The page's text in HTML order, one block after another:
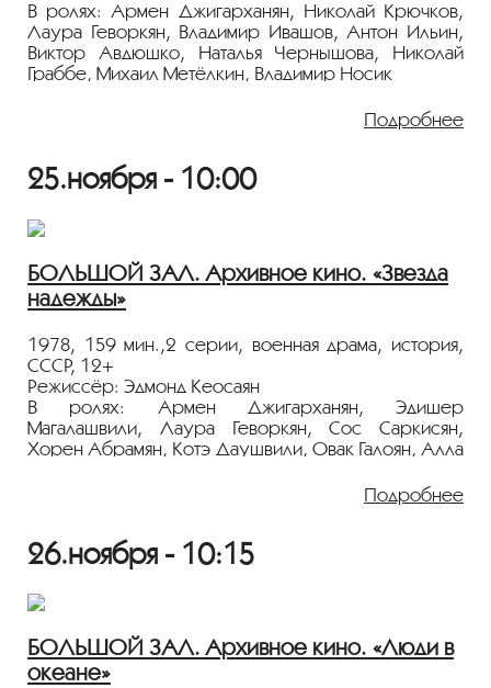
Показ пройдёт с плёнки 35 мм из коллекции
Госфильмофонда России.
Лента представлена в рамках программы
В ролях: Армен Джигарханян, Николай Крючков,
Лаура Геворкян, Владимир Ивашов, Антон Ильин,
Виктор Авдюшко, Наталья Чернышова, Николай
Граббе, Михаил Метёлкин, Владимир Носик
Пенсионер Левон Погосян прилетел в Москву из
Армении, чтобы поздравить внука с первым
в преклонном возрасте и неизлечимо болен.
Главное — доставить радость близким людям и
новым знакомым, которых много в этом большом,
шумном городе...
Картина была удостоена главного приза на
Всесоюзном кинофестивале в 1976 году.
Каире, 1976.
Показ пройдёт с плёнки 35 мм из коллекции
Госфильмофонда России.
Лента представлена в рамках программы
Подробнее
25.ноября - 10:00
БОЛЬШОЙ ЗАЛ. Архивное кино. «Звезда
надежды»
1978, 159 мин.,2 серии, военная драма, история,
СССР, 12+
Режиссёр: Эдмонд Кеосаян
В ролях: Армен Джигарханян, Эдишер
Магалашвили, Лаура Геворкян, Сос Саркисян,
Хорен Абрамян, Котэ Даушвили, Овак Галоян, Алла
Хандзадяна «Мхитар Спарапет». Серии - "Мхитар" и
"Давид-Бек".
Масштабная историко-романтическая дилогия о
предводителях национально-освободительной
борьбы армянского народа против турецких
захватчиков Давид-Беке и Мхитаре Спарапете (XVIII
век).
Подробнее
26.ноября - 10:15
БОЛЬШОЙ ЗАЛ. Архивное кино. «Люди в
океане»